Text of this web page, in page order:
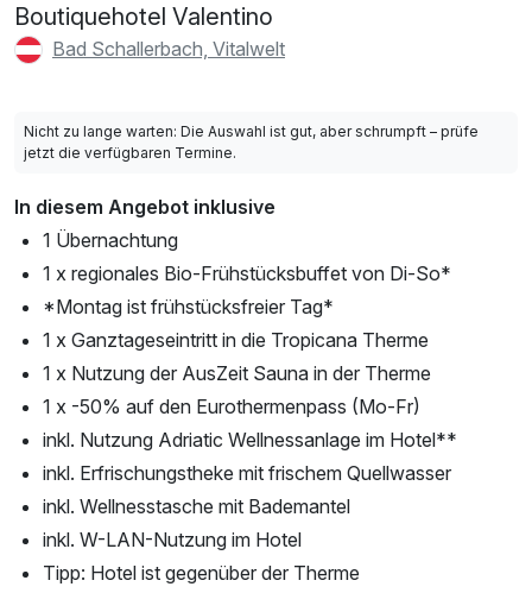
Boutiquehotel Valentino
Bad Schallerbach, Vitalwelt
Nicht zu lange warten: Die Auswahl ist gut, aber schrumpft – prüfe
jetzt die verfügbaren Termine.
In diesem Angebot inklusive
1 Übernachtung
1 x regionales Bio-Frühstücksbuffet von Di-So*
*Montag ist frühstücksfreier Tag*
1 x Ganztageseintritt in die Tropicana Therme
1 x Nutzung der AusZeit Sauna in der Therme
1 x -50% auf den Eurothermenpass (Mo-Fr)
inkl. Nutzung Adriatic Wellnessanlage im Hotel**
inkl. Erfrischungstheke mit frischem Quellwasser
inkl. Wellnesstasche mit Bademantel
inkl. W-LAN-Nutzung im Hotel
Tipp: Hotel ist gegenüber der Therme